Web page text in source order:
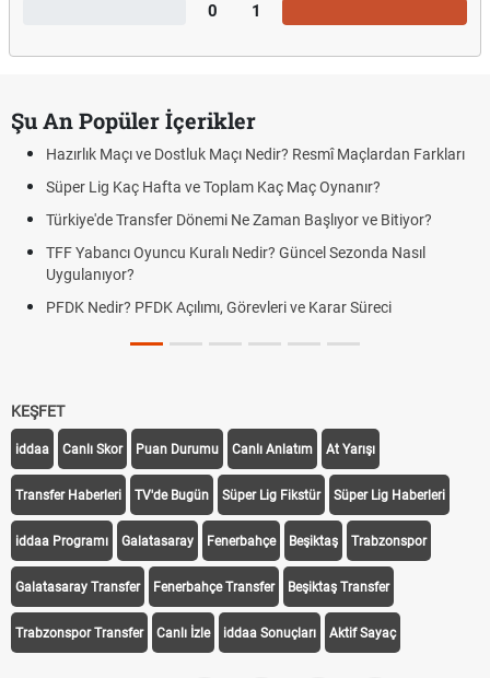
0 1
Şu An Popüler İçerikler
Hazırlık Maçı ve Dostluk Maçı Nedir? Resmî Maçlardan Farkları
Süper Lig Kaç Hafta ve Toplam Kaç Maç Oynanır?
Türkiye'de Transfer Dönemi Ne Zaman Başlıyor ve Bitiyor?
TFF Yabancı Oyuncu Kuralı Nedir? Güncel Sezonda Nasıl
Uygulanıyor?
PFDK Nedir? PFDK Açılımı, Görevleri ve Karar Süreci
KEŞFET
iddaa Canlı Skor Puan Durumu Canlı Anlatım At Yarışı
Transfer Haberleri TV'de Bugün Süper Lig Fikstür Süper Lig Haberleri
iddaa Programı Galatasaray Fenerbahçe Beşiktaş Trabzonspor
Galatasaray Transfer Fenerbahçe Transfer Beşiktaş Transfer
Trabzonspor Transfer Canlı İzle iddaa Sonuçları Aktif Sayaç